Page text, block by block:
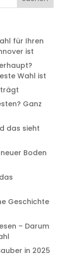
für Ihren
ist
Wahl ist
trägt
Ganz
das sieht
Boden
Geschichte
– Darum
in 2025